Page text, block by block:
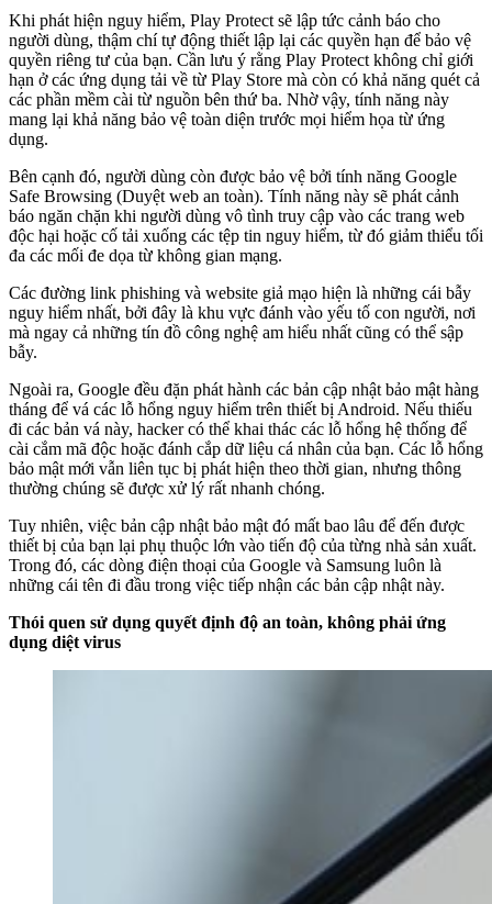
Khi phát hiện nguy hiểm, Play Protect sẽ lập tức cảnh báo cho
người dùng, thậm chí tự động thiết lập lại các quyền hạn để bảo vệ
quyền riêng tư của bạn. Cần lưu ý rằng Play Protect không chỉ giới
hạn ở các ứng dụng tải về từ Play Store mà còn có khả năng quét cả
các phần mềm cài từ nguồn bên thứ ba. Nhờ vậy, tính năng này
mang lại khả năng bảo vệ toàn diện trước mọi hiểm họa từ ứng
dụng.
Bên cạnh đó, người dùng còn được bảo vệ bởi tính năng Google
Safe Browsing (Duyệt web an toàn). Tính năng này sẽ phát cảnh
báo ngăn chặn khi người dùng vô tình truy cập vào các trang web
độc hại hoặc cố tải xuống các tệp tin nguy hiểm, từ đó giảm thiểu tối
đa các mối đe dọa từ không gian mạng.
Các đường link phishing và website giả mạo hiện là những cái bẫy
nguy hiểm nhất, bởi đây là khu vực đánh vào yếu tố con người, nơi
mà ngay cả những tín đồ công nghệ am hiểu nhất cũng có thể sập
bẫy.
Ngoài ra, Google đều đặn phát hành các bản cập nhật bảo mật hàng
tháng để vá các lỗ hổng nguy hiểm trên thiết bị Android. Nếu thiếu
đi các bản vá này, hacker có thể khai thác các lỗ hổng hệ thống để
cài cắm mã độc hoặc đánh cắp dữ liệu cá nhân của bạn. Các lỗ hổng
bảo mật mới vẫn liên tục bị phát hiện theo thời gian, nhưng thông
thường chúng sẽ được xử lý rất nhanh chóng.
Tuy nhiên, việc bản cập nhật bảo mật đó mất bao lâu để đến được
thiết bị của bạn lại phụ thuộc lớn vào tiến độ của từng nhà sản xuất.
Trong đó, các dòng điện thoại của Google và Samsung luôn là
những cái tên đi đầu trong việc tiếp nhận các bản cập nhật này.
Thói quen sử dụng quyết định độ an toàn, không phải ứng
dụng diệt virus